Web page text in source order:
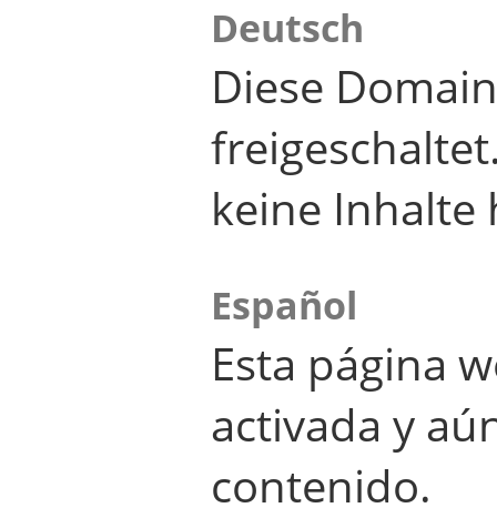
Deutsch
Diese
keine Inhalte
Español
Esta página
activada y
contenido.